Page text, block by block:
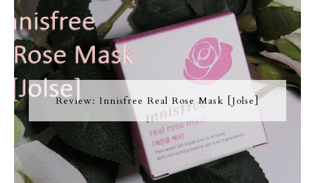
Review: Innisfree Real Rose Mask [Jolse]